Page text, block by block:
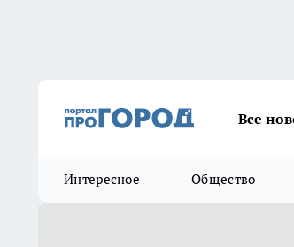
Все
Интересное Общество